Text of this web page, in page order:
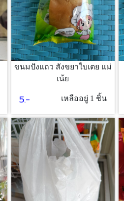
ขนมปังแถว สังขยาใบเตย แม่
เน้ย
5.- เหลืออยู่ 1 ชิ้น